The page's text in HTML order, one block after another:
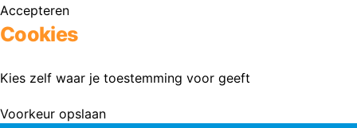
Accepteren
Cookies
Kies zelf waar je toestemming voor geeft
Voorkeur opslaan